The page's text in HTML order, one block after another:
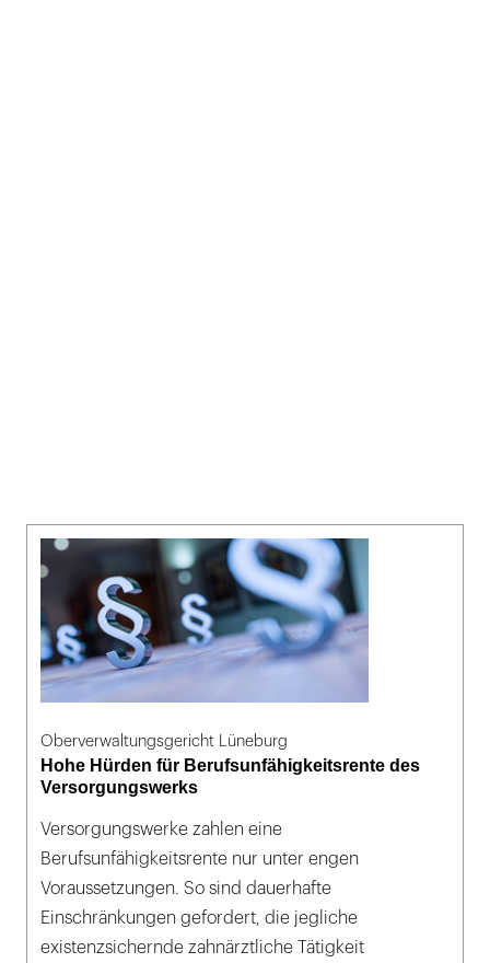
Oberverwaltungsgericht Lüneburg
Hohe Hürden für Berufsunfähigkeitsrente des
Versorgungswerks
Versorgungswerke zahlen eine
Berufsunfähigkeitsrente nur unter engen
Voraussetzungen. So sind dauerhafte
Einschränkungen gefordert, die jegliche
existenzsichernde zahnärztliche Tätigkeit